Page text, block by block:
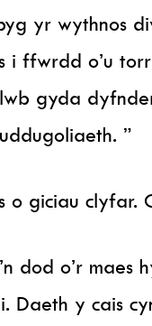
yr wythnos
i ffwrdd o’u
gyda
”
o giciau clyfar.
dod o’r
Daeth y cais